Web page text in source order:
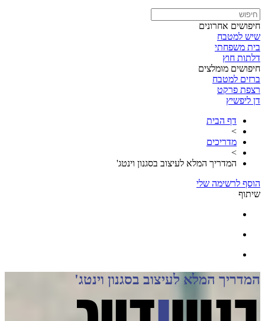
חיפושים אחרונים
שיש למטבח
בית משפחתי
דלתות חוץ
חיפושים מומלצים
ברזים למטבח
רצפת פרקט
דן ליפשיץ
דף הבית
>
מדריכים
>
המדריך המלא לעיצוב בסגנון וינטג'
הוסף לרשימה שלי
שיתוף
המדריך המלא לעיצוב בסגנון וינטג'